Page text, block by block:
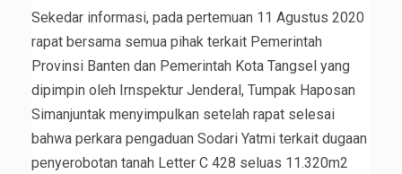
Sekedar informasi, pada pertemuan 11 Agustus 2020
rapat bersama semua pihak terkait Pemerintah
Provinsi Banten dan Pemerintah Kota Tangsel yang
dipimpin oleh Irnspektur Jenderal, Tumpak Haposan
Simanjuntak menyimpulkan setelah rapat selesai
bahwa perkara pengaduan Sodari Yatmi terkait dugaan
penyerobotan tanah Letter C 428 seluas 11.320m2